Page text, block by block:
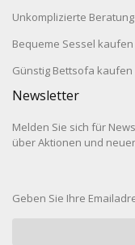
Unkomplizierte Beratung
Bequeme Sessel kaufen
Günstig Bettsofa kaufen
Newsletter
Melden Sie sich für
über Aktionen und
Geben Sie Ihre